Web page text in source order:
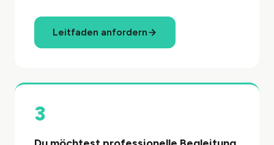
Leitfaden anfordern
3